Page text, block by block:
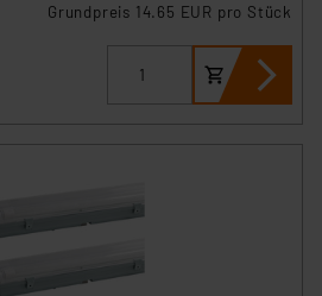
Grundpreis 14.65 EUR pro Stück